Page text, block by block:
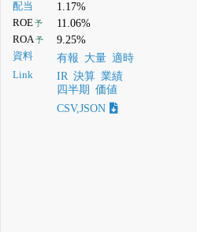
配当 1.17%
ROE予 11.06%
ROA予 9.25%
資料 有報 大量 適時
Link IR 決算 業績
四半期
価値
CSV,JSON